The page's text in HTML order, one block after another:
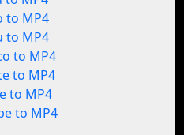
to MP4
to MP4
to MP4
to MP4
to MP4
to MP4